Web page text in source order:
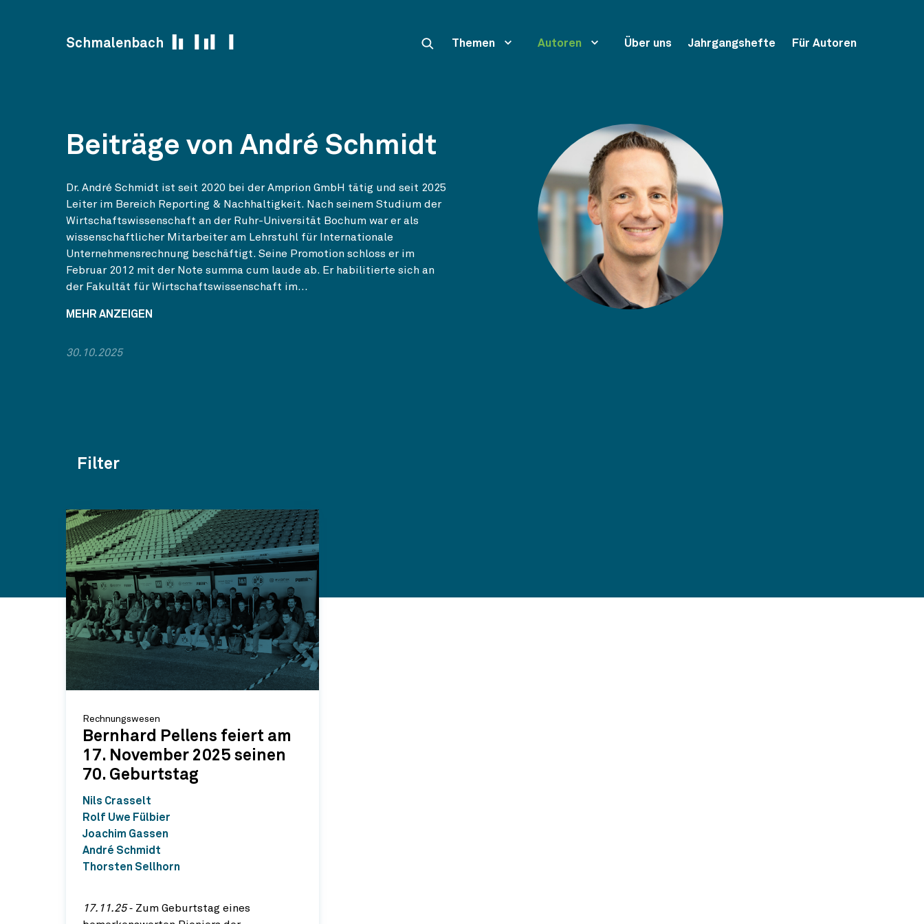
Schmalenbach Themen Autoren Über uns Jahrgangshefte Für Autoren
Beiträge von André Schmidt
Dr. André Schmidt ist seit 2020 bei der Amprion GmbH tätig und seit 2025
Leiter im Bereich Reporting & Nachhaltigkeit. Nach seinem Studium der
Wirtschaftswissenschaft an der Ruhr-Universität Bochum war er als
wissenschaftlicher Mitarbeiter am Lehrstuhl für Internationale
Unternehmensrechnung beschäftigt. Seine Promotion schloss er im
Februar 2012 mit der Note summa cum laude ab. Er habilitierte sich an
der Fakultät für Wirtschaftswissenschaft im...
MEHR ANZEIGEN
30.10.2025
Filter
Rechnungswesen
Bernhard Pellens feiert am
17. November 2025 seinen
70. Geburtstag
Nils Crasselt
Rolf Uwe Fülbier
Joachim Gassen
André Schmidt
Thorsten Sellhorn
17.11.25‐ Zum Geburtstag eines